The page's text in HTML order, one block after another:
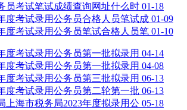
员考试笔试成绩查询网址什么时 01-18
度考试录用公务员合格人员笔试成 01-09
度考试录用公务员笔试合格人员笔 01-10
度考试录用公务员第一批拟录用 04-14
度考试录用公务员第一批拟录用 04-08
度考试录用公务员第三批拟录用 06-13
度考试录用公务员第二轮第一批 06-13
上海市税务局2023年度拟录用公 05-18